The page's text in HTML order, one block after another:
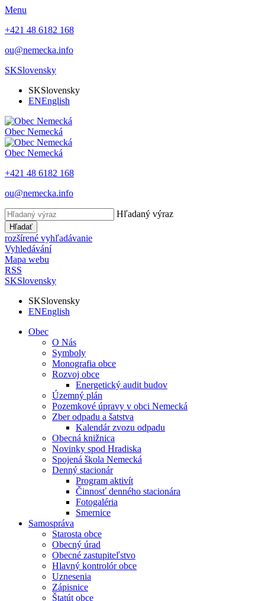
Menu
+421 48 6182 168
ou@nemecka.info
SKSlovensky
SKSlovensky
ENEnglish
Obec Nemecká
Obec Nemecká
+421 48 6182 168
ou@nemecka.info
Hľadaný výraz
Hľadať
rozšírené vyhľadávanie
Vyhledávání
Mapa webu
RSS
SKSlovensky
SKSlovensky
ENEnglish
Obec
O Nás
Symboly
Monografia obce
Rozvoj obce
Energetický audit budov
Územný plán
Pozemkové úpravy v obci Nemecká
Zber odpadu a šatstva
Kalendár zvozu odpadu
Obecná knižnica
Novinky spod Hradiska
Spojená škola Nemecká
Denný stacionár
Program aktivít
Činnosť denného stacionára
Fotogaléria
Smernice
Samospráva
Starosta obce
Obecný úrad
Obecné zastupiteľstvo
Hlavný kontrolór obce
Uznesenia
Zápisnice
Štatút obce